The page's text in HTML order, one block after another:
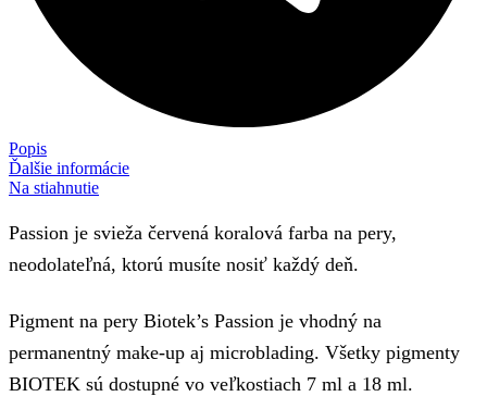
Popis
Ďalšie informácie
Na stiahnutie
Passion je svieža červená koralová farba na pery,
neodolateľná, ktorú musíte nosiť každý deň.
Pigment na pery Biotek’s Passion je vhodný na
permanentný make-up aj microblading. Všetky pigmenty
BIOTEK sú dostupné vo veľkostiach 7 ml a 18 ml.